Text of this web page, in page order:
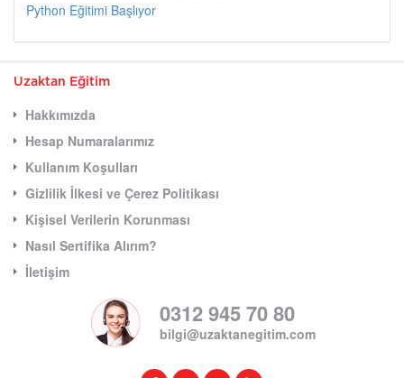
Python Eğitimi Başlıyor
Uzaktan Eğitim
Hakkımızda
Hesap Numaralarımız
Kullanım Koşulları
Gizlilik İlkesi ve Çerez Politikası
Kişisel Verilerin Korunması
Nasıl Sertifika Alırım?
İletişim
0312 945 70 80
bilgi@uzaktanegitim.com